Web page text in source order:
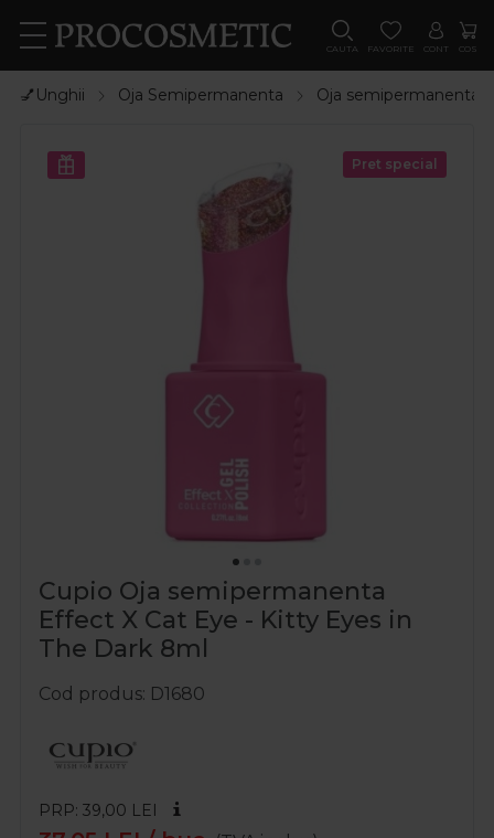
CAUTA FAVORITE CONT COS
💅Unghii Oja Semipermanenta Oja semipermanenta
Pret special
Cupio Oja semipermanenta
Effect X Cat Eye - Kitty Eyes in
The Dark 8ml
Cod produs D1680
PRP: 39,00 LEI